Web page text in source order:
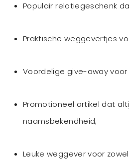
Populair relatiegeschenk
Praktische weggevertjes
Voordelige give-away
Promotioneel artikel dat
naamsbekendheid;
Leuke weggever voor